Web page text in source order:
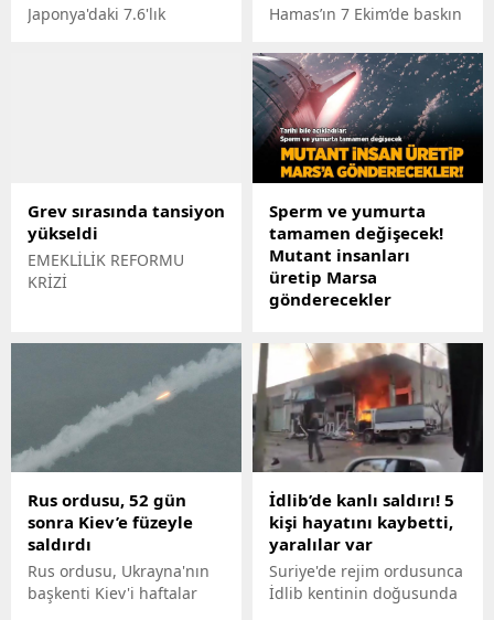
Japonya'daki 7.6'lık
Hamas’ın 7 Ekim’de baskın
Süpernova Festival
alanındaki sahipsiz
araçlar, Sderot kentine
çekildi.
Grev sırasında tansiyon
yükseldi
EMEKLİLİK REFORMU
KRİZİ
Sperm ve yumurta
tamamen değişecek!
Mutant insanları
üretip Marsa
gönderecekler
göre, Sperm ve yumurta
tamamen değişecek!
Mutant insanları üretip
Marsa gönderecekler
Rus ordusu, 52 gün
sonra Kiev’e füzeyle
saldırdı
Rus ordusu, Ukrayna'nın
başkenti Kiev'i haftalar
İdlib’de kanlı saldırı! 5
kişi hayatını kaybetti,
yaralılar var
Suriye'de rejim ordusunca
İdlib kentinin doğusunda